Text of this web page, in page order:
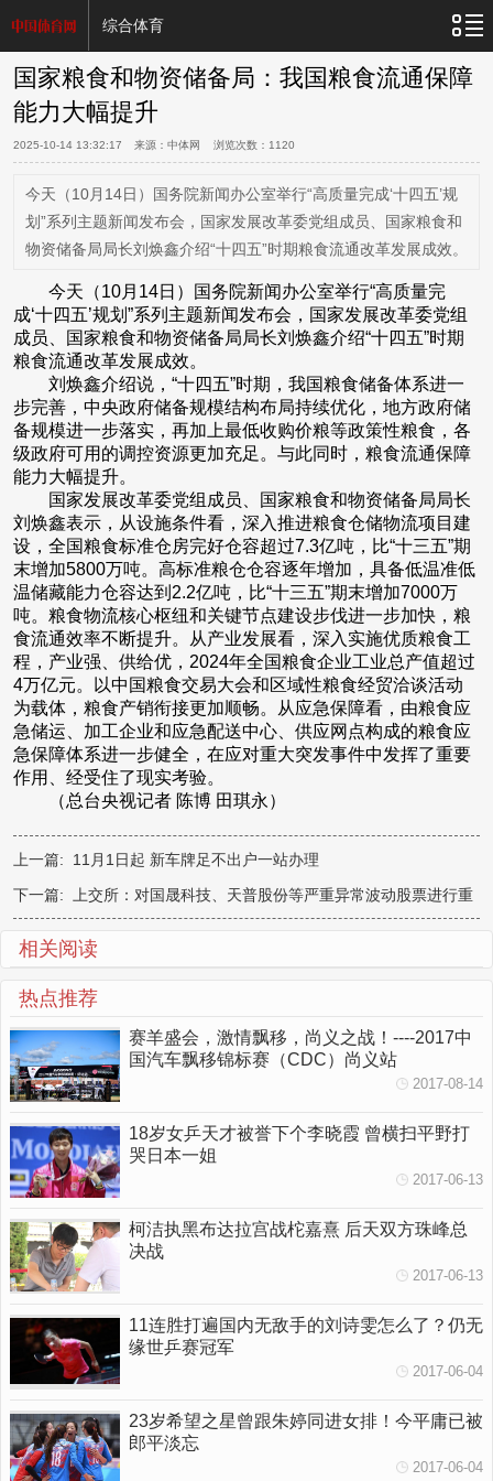
综合体育
国家粮食和物资储备局：我国粮食流通保障
能力大幅提升
2025-10-14 13:32:17 来源：中体网 浏览次数： 1120
今天（10月14日）国务院新闻办公室举行“高质量完成‘十四五’规
划”系列主题新闻发布会，国家发展改革委党组成员、国家粮食和
物资储备局局长刘焕鑫介绍“十四五”时期粮食流通改革发展成效。
今天（10月14日）国务院新闻办公室举行“高质量完
成‘十四五’规划”系列主题新闻发布会，国家发展改革委党组
成员、国家粮食和物资储备局局长刘焕鑫介绍“十四五”时期
粮食流通改革发展成效。
刘焕鑫介绍说，“十四五”时期，我国粮食储备体系进一
步完善，中央政府储备规模结构布局持续优化，地方政府储
备规模进一步落实，再加上最低收购价粮等政策性粮食，各
级政府可用的调控资源更加充足。与此同时，粮食流通保障
能力大幅提升。
国家发展改革委党组成员、国家粮食和物资储备局局长
刘焕鑫表示，从设施条件看，深入推进粮食仓储物流项目建
设，全国粮食标准仓房完好仓容超过7.3亿吨，比“十三五”期
末增加5800万吨。高标准粮仓仓容逐年增加，具备低温准低
温储藏能力仓容达到2.2亿吨，比“十三五”期末增加7000万
吨。粮食物流核心枢纽和关键节点建设步伐进一步加快，粮
食流通效率不断提升。从产业发展看，深入实施优质粮食工
程，产业强、供给优，2024年全国粮食企业工业总产值超过
4万亿元。以中国粮食交易大会和区域性粮食经贸洽谈活动
为载体，粮食产销衔接更加顺畅。从应急保障看，由粮食应
急储运、加工企业和应急配送中心、供应网点构成的粮食应
急保障体系进一步健全，在应对重大突发事件中发挥了重要
作用、经受住了现实考验。
（总台央视记者 陈博 田琪永）
上一篇: 11月1日起 新车牌足不出户一站办理
下一篇:
上交所：对国晟科技、天普股份等严重异常波动股票进行重
相关阅读
热点推荐
赛羊盛会，激情飘移，尚义之战！----2017中
国汽车飘移锦标赛（CDC）尚义站
2017-08-14
18岁女乒天才被誉下个李晓霞 曾横扫平野打
哭日本一姐
2017-06-13
柯洁执黑布达拉宫战柁嘉熹 后天双方珠峰总
决战
2017-06-13
11连胜打遍国内无敌手的刘诗雯怎么了？仍无
缘世乒赛冠军
2017-06-04
23岁希望之星曾跟朱婷同进女排！今平庸已被
郎平淡忘
2017-06-04